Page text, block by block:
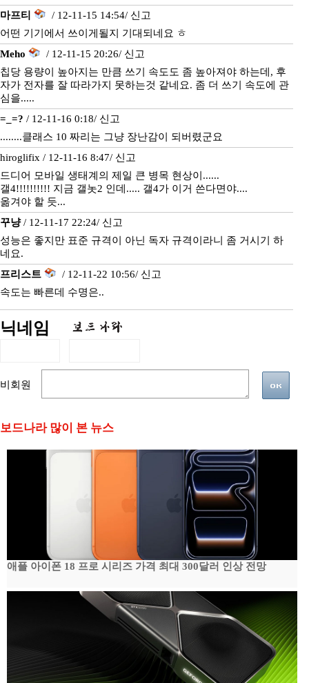
마프티 / 12-11-15 14:54/ 신고
어떤 기기에서 쓰이게될지 기대되네요 ㅎ
Meho
/ 12-11-15 20:26/ 신고
칩당 용량이 높아지는 만큼 쓰기 속도도 좀 높아져야 하는데, 후
자가 전자를 잘 따라가지 못하는것 같네요. 좀 더 쓰기 속도에 관
심을.....
=_=? / 12-11-16 0:18/ 신고
........클래스 10 짜리는 그냥 장난감이 되버렸군요
hiroglifix / 12-11-16 8:47/ 신고
드디어 모바일 생태계의 제일 큰 병목 현상이......
갤4!!!!!!!!!! 지금 갤놋2 인데..... 갤4가 이거 쓴다면야....
옮겨야 할 듯...
꾸냥/ 12-11-17 22:24/ 신고
성능은 좋지만 표준 규격이 아닌 독자 규격이라니 좀 거시기 하
네요.
프리스트
/ 12-11-22 10:56/ 신고
속도는 빠른데 수명은..
닉네임
비회원
보드나라 많이 본 뉴스
애플 아이폰 18 프로 시리즈 가격 최대 300달러 인상 전망